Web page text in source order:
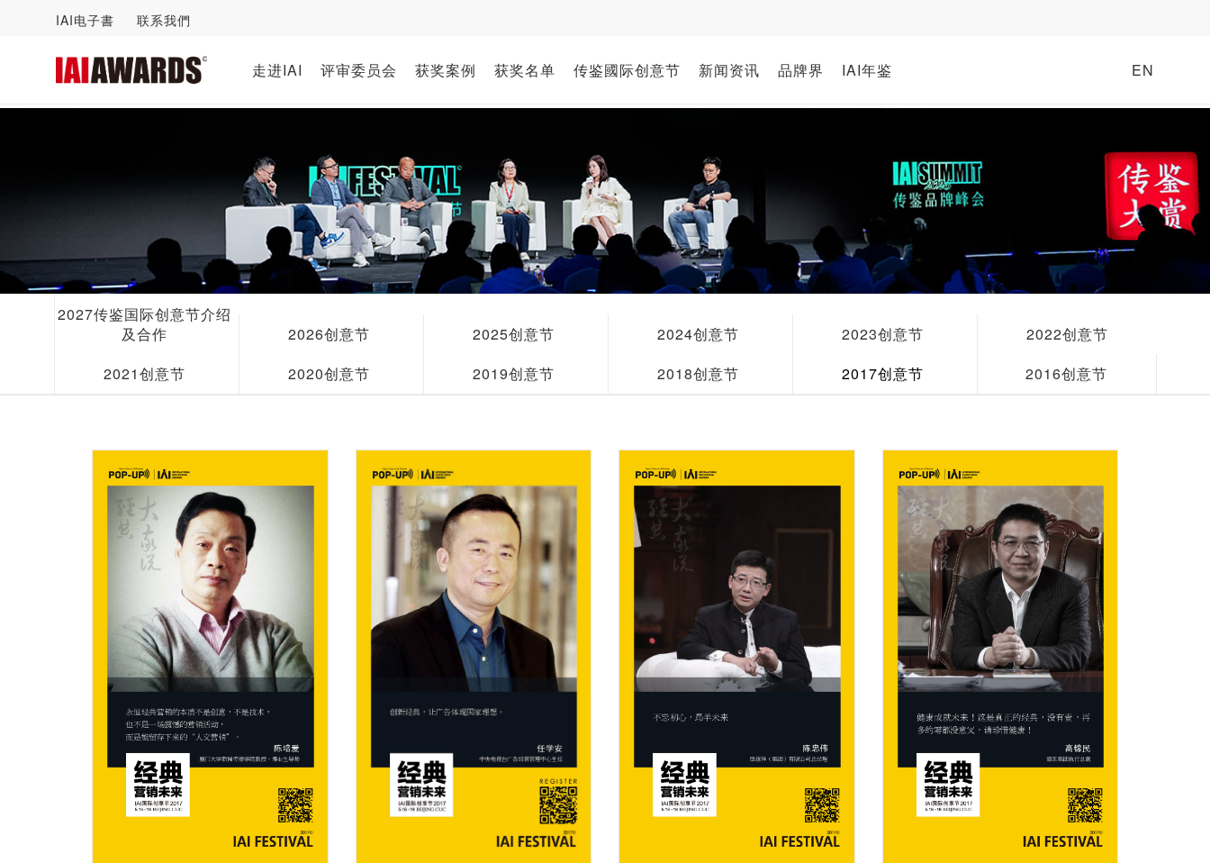
IAI电子書 联系我們
走进IAI 评审委员会 获奖案例 获奖名单 传鉴國际创意节 新闻资讯 品牌界 IAI年鉴 EN
2027传鉴国际创意节介绍
及合作
2026创意节 2025创意节 2024创意节 2023创意节
2022创意节
2021创意节
2020创意节 2019创意节 2018创意节 2017创意节 2016创意节